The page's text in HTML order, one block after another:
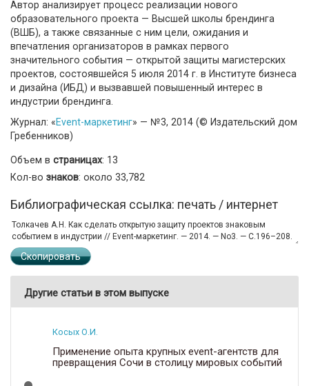
Автор анализирует процесс реализации нового
образовательного проекта — Высшей школы брендинга
(ВШБ), а также связанные с ним цели, ожидания и
впечатления организаторов в рамках первого
значительного события — открытой защиты магистерских
проектов, состоявшейся 5 июля 2014 г. в Институте бизнеса
и дизайна (ИБД) и вызвавшей повышенный интерес в
индустрии брендинга.
Журнал: «Event-маркетинг» — №3, 2014 (© Издательский дом
Гребенников)
Объем в страницах: 13
Кол-во знаков: около 33,782
Библиографическая ссылка: печать / интернет
Скопировать
Другие статьи в этом выпуске
Косых О.И.
Применение опыта крупных event-агентств для
превращения Сочи в столицу мировых событий